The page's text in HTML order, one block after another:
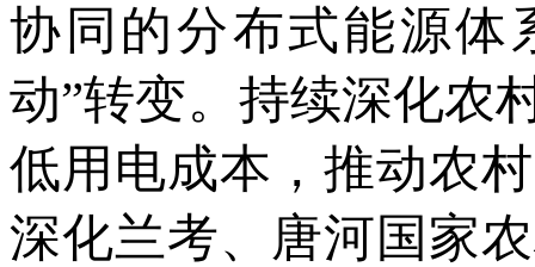
协同的分布式能源体
动”转变。持续深化农
低用电成本，推动农
深化兰考、唐河国家